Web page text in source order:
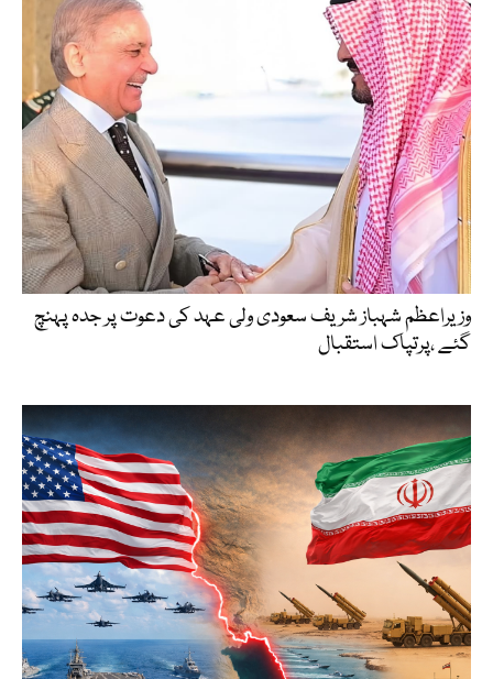
وزیراعظم شہباز شریف سعودی ولی عہد کی دعوت پر جدہ پہنچ
گئے ،پرتپاک استقبال